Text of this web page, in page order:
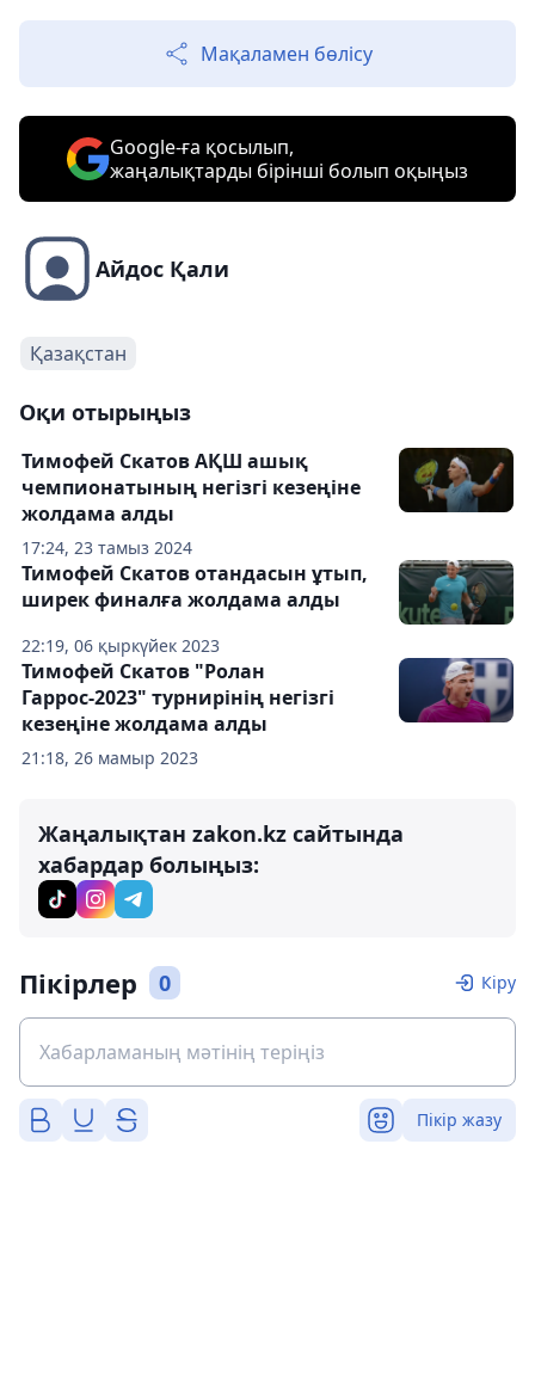
Мақаламен бөлісу
Google-ға қосылып,
жаңалықтарды бірінші болып оқыңыз
Айдос Қали
Қазақстан
Оқи отырыңыз
17:24, 23 тамыз 2024
Тимофей Скатов АҚШ ашық
чемпионатының негізгі кезеңіне
жолдама алды
22:19, 06 қыркүйек 2023
Тимофей Скатов отандасын ұтып,
ширек финалға жолдама алды
21:18, 26 мамыр 2023
Тимофей Скатов "Ролан
Гаррос-2023" турнирінің негізгі
кезеңіне жолдама алды
Жаңалықтан zakon.kz сайтында
хабардар болыңыз:
Пікірлер 0 Кіру
Пікір жазу